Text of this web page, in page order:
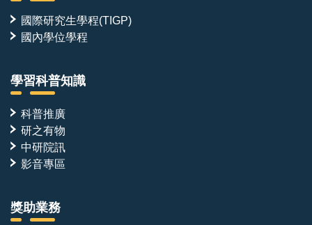
國際研究生學程(TIGP)
國內學位學程
學習科普知識
科普推廣
研之有物
中研院訊
影音專區
獎助業務